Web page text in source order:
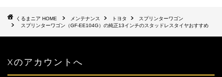
HOME メンテナンス トヨタ
スプリンターワゴン
スプリンターワゴン（GF-EE104G）の純正13インチのスタッドレスタイヤおすすめ
Xのアカウントへ